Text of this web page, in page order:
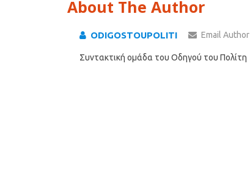
About The Author
ODIGOSTOUPOLITI Email Author
Συντακτική ομάδα του Οδηγού του Πολίτη